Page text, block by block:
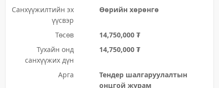
Санхүүжилтийн эх
үүсвэр
Өөрийн хөрөнгө
Төсөв
14,750,000 ₮
Тухайн онд
санхүүжих дүн
14,750,000 ₮
Арга
Тендер шалгаруулалтын
онцгой журам